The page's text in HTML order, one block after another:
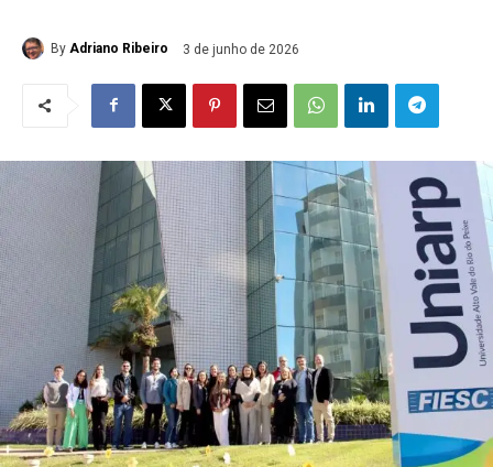
By Adriano Ribeiro 3 de junho de 2026